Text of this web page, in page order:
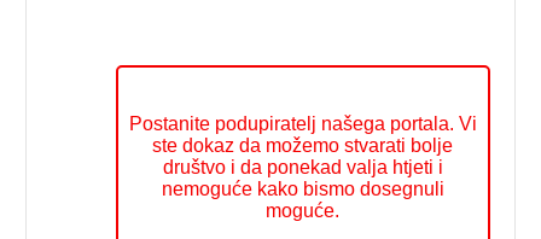
Postanite podupiratelj našega portala. Vi
ste dokaz da možemo stvarati bolje
društvo i da ponekad valja htjeti i
nemoguće kako bismo dosegnuli
moguće.